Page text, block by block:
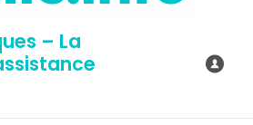
– La